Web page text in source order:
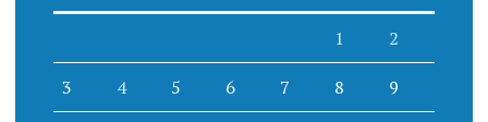
1 2
3 4 5 6 7 8 9